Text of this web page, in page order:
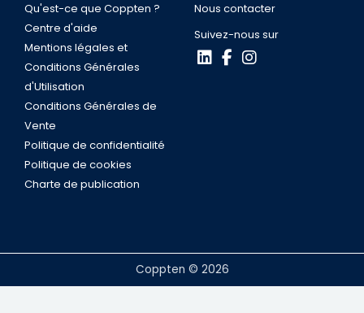
Qu'est-ce que Coppten ?
Centre d'aide
Mentions légales et
Conditions Générales
d'Utilisation
Conditions Générales de
Vente
Politique de confidentialité
Politique de cookies
Charte de publication
Nous contacter
Suivez-nous sur
Coppten © 2026